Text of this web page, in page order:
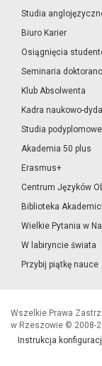
Studia
Biuro Karier
Osiągnięcia
Seminaria
Klub Absolwenta
Kadra naukowo-
Studia podyplomowe
Akademia 50 plus
Erasmus+
Centrum Języków
Biblioteka
Wielkie Pytania w
W labiryncie świata
Przybij piątkę nauce
Wszelkie Prawa
w Rzeszowie © 2008-
Instrukcja